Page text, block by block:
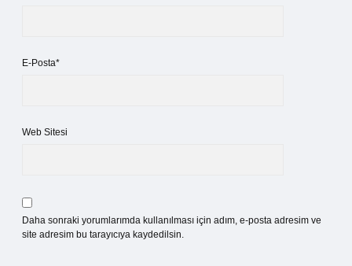
E-Posta*
Web Sitesi
Daha sonraki yorumlarımda kullanılması için adım, e-posta adresim ve
site adresim bu tarayıcıya kaydedilsin.